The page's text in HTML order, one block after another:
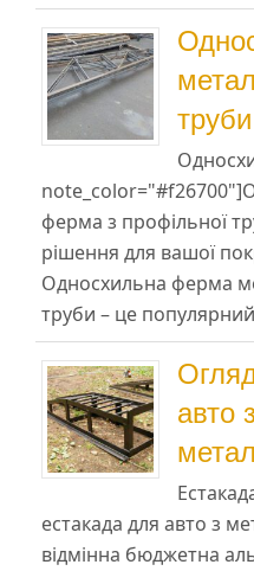
труби
ферма з профільної
рішення для вашої
Односхильна ферма
труби – це популярний
авто з
естакада для авто з
відмінна бюджетна